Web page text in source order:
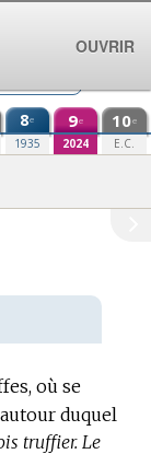
8e
1935
9e
2024
10e
E.C.
où se
duquel
truffier. Le
OUVRIR